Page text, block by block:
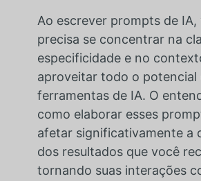
Ao escrever prompts de IA,
precisa se concentrar na
especificidade e no
aproveitar todo o potencial
ferramentas de IA. O
como elaborar esses
afetar significativamente a
dos resultados que você
tornando suas interações